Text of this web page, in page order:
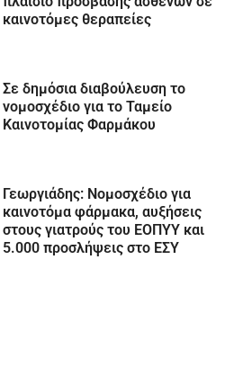
καινοτόμες θεραπείες
Σε δημόσια διαβούλευση το
νομοσχέδιο για το Ταμείο
Καινοτομίας Φαρμάκου
Γεωργιάδης: Νομοσχέδιο για
καινοτόμα φάρμακα, αυξήσεις
στους γιατρούς του ΕΟΠΥΥ και
5.000 προσλήψεις στο ΕΣΥ